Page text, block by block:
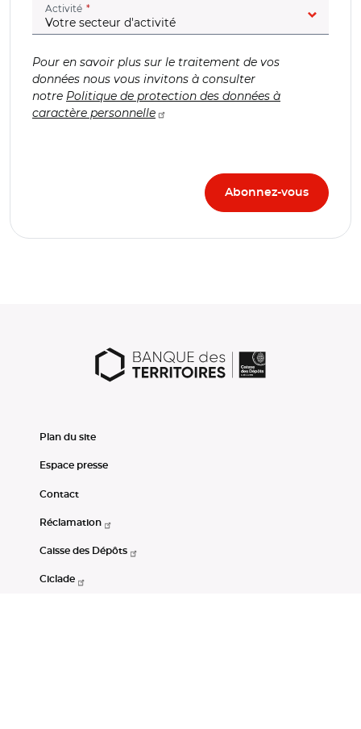
Activité (champ obligatoire)
Pour en savoir plus sur le traitement de vos
données nous vous invitons à consulter
notre Politique de protection des données à
caractère personnelle
Plan du site
Espace presse
Contact
Réclamation
Caisse des Dépôts
Ciclade